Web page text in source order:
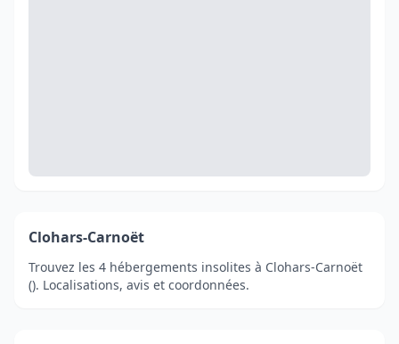
Clohars-Carnoët
Trouvez les 4 hébergements insolites à Clohars-Carnoët
(). Localisations, avis et coordonnées.